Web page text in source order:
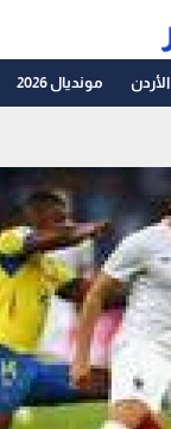
الأردن مونديال 2026